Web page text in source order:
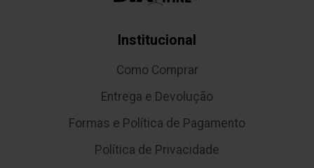
Institucional
Como Comprar
Entrega e Devolução
Formas e Política de Pagamento
Política de Privacidade